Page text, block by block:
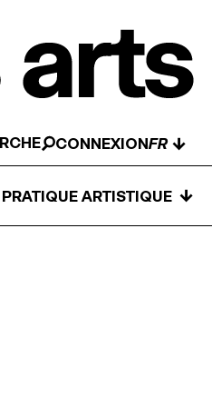
CONNEXION ↓
ARTISTIQUE ↓